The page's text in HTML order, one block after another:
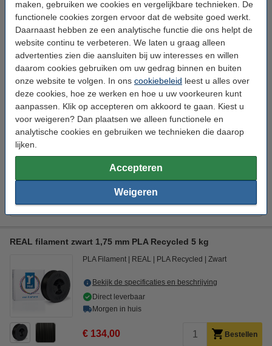
maken, gebruiken we cookies en vergelijkbare technieken. De
functionele cookies zorgen ervoor dat de website goed werkt.
Daarnaast hebben ze een analytische functie die ons helpt de
website continu te verbeteren. We laten u graag alleen
advertenties zien die aansluiten bij uw interesses en willen
daarom cookies gebruiken om uw gedrag binnen en buiten
onze website te volgen. In ons cookiebeleid leest u alles over
deze cookies, hoe ze werken en hoe u uw voorkeuren kunt
aanpassen. Klik op accepteren om akkoord te gaan. Kiest u
voor weigeren? Dan plaatsen we alleen functionele en
analytische cookies en gebruiken we technieken die daarop
lijken.
Accepteren
Weigeren
Direct leverbaar
Morgen in huis
€ 29,50 Bestellen
Kleur:
Grijs Groen Rood + 2
Direct meebestellen
REAL filament zwart 1,75 mm PLA Recycled 5 kg
PLA Filament REAL PLA Recycled Zwart
Bekijk de specificaties en beschrijving
Direct leverbaar
Morgen in huis
€ 134,00 Bestellen